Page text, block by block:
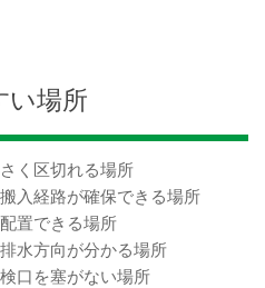
い場所
く区切れる場所
入経路が確保できる場所
置できる場所
水方向が分かる場所
口を塞がない場所